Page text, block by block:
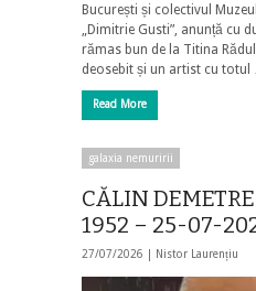
București și colectivul
„Dimitrie Gusti”, anunță cu
rămas bun de la Titina
deosebit și un artist cu totul
Read More
galaxia nemuririi
CĂLIN
1952 – 25-07-
27/07/2026 | Nistor Laurențiu